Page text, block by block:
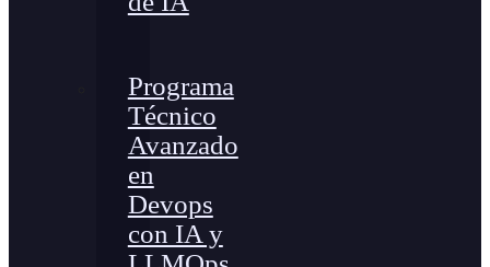
Programa
Técnico
Avanzado
en
Devops
con IA y